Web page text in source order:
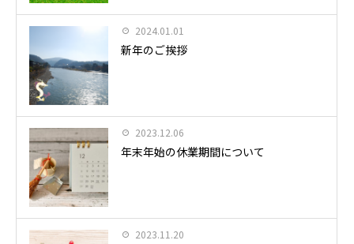
2024.01.01
新年のご挨拶
2023.12.06
年末年始の休業期間について
2023.11.20